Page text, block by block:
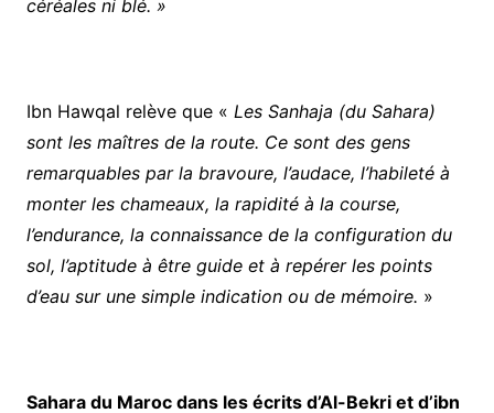
céréales ni blé. »
Ibn Hawqal relève que « Les Sanhaja (du Sahara)
sont les maîtres de la route. Ce sont des gens
remarquables par la bravoure, l’audace, l’habileté à
monter les chameaux, la rapidité à la course,
l’endurance, la connaissance de la configuration du
sol, l’aptitude à être guide et à repérer les points
d’eau sur une simple indication ou de mémoire. »
Sahara du Maroc dans les écrits d’Al-Bekri et d’ibn